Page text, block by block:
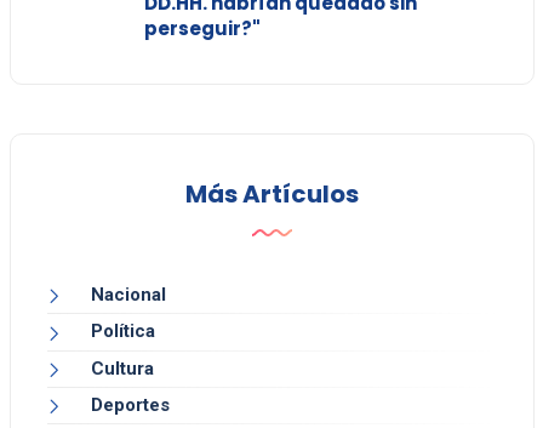
perseguir?"
Más Artículos
Nacional
Política
Cultura
Deportes